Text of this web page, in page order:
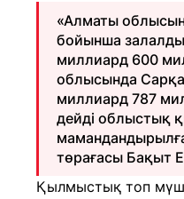
«Алматы
бойынша
миллиард 600
облысында
миллиард 787
дейді облыстық
төрағасы Бақыт
Қылмыстық топ